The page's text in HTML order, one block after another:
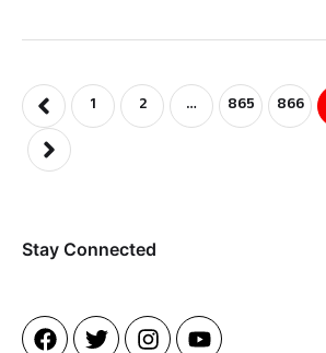
1 2 … 865 866
Stay Connected​